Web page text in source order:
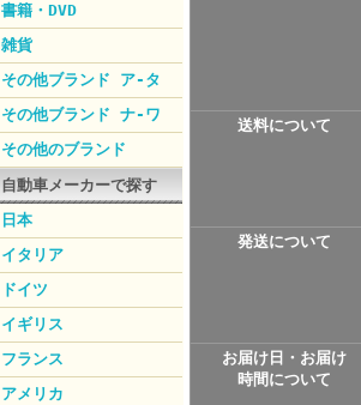
書籍・DVD
雑貨
その他ブランド ア-タ
その他ブランド ナ-ワ
その他のブランド
自動車メーカーで探す
日本
イタリア
ドイツ
イギリス
フランス
アメリカ
送料について
発送について
お届け日・お届け
時間について